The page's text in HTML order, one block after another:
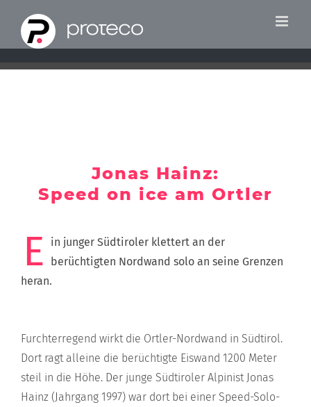
Inhalt
springen
Jonas Hainz:
Speed on ice am Ortler
E
in junger Südtiroler klettert an der
berüchtigten Nordwand solo an seine Grenzen
heran.
Furchterregend wirkt die Ortler-Nordwand in Südtirol.
Dort ragt alleine die berüchtigte Eiswand 1200 Meter
steil in die Höhe. Der junge Südtiroler Alpinist Jonas
Hainz (Jahrgang 1997) war dort bei einer Speed-Solo-